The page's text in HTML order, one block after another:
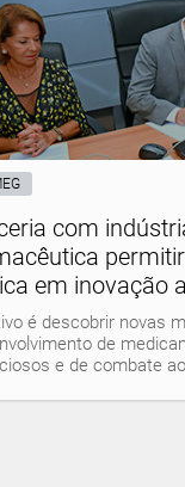
com
em inovação
é descobrir novas
de
e de combate